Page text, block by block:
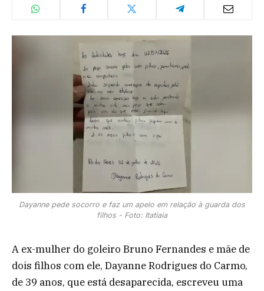
Dayanne pede socorro e faz um apelo em relação à guarda dos
filhos - Foto: Itatiaia
A ex-mulher do goleiro Bruno Fernandes e mãe de
dois filhos com ele, Dayanne Rodrigues do Carmo,
de 39 anos, que está desaparecida, escreveu uma